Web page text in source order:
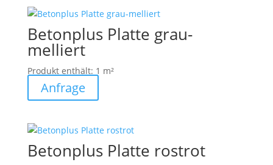
Betonplus Platte grau-
melliert
Produkt enthält: 1 m²
Anfrage
Betonplus Platte rostrot